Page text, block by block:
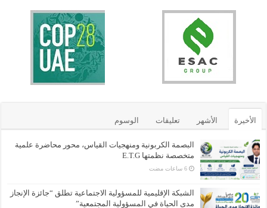
الأخيرة الأشهر تعليقات الوسوم
البصمة الكربونية ومنهجيات القياس، محور محاضرة علمية
متخصصة نظمتها E.T.G
الشبكة الإقليمية للمسؤولية الاجتماعية تطلق “جائزة الإنجاز
مدى الحياة في المسؤولية المجتمعية”